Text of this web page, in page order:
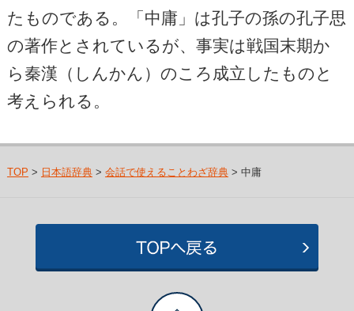
たものである。「中庸」は孔子の孫の孔子思
の著作とされているが、事実は戦国末期か
ら秦漢（しんかん）のころ成立したものと
考えられる。
TOP > 日本語辞典> 会話で使えることわざ辞典> 中庸